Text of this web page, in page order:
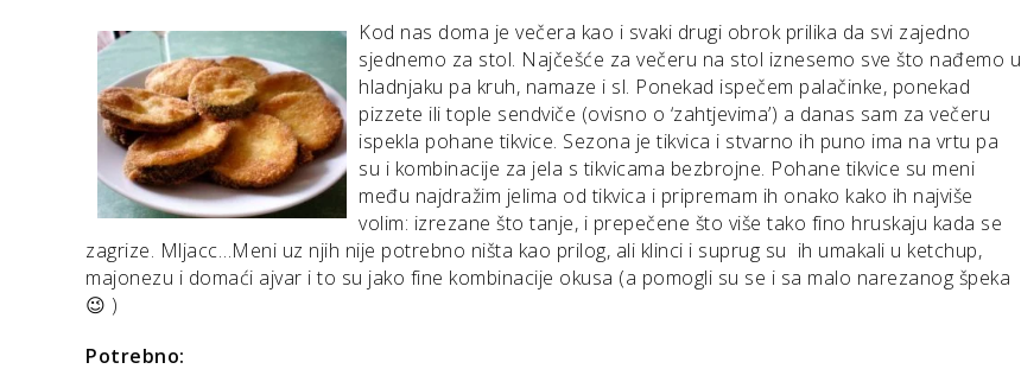
Kod nas doma je večera kao i svaki drugi obrok prilika da svi zajedno
sjednemo za stol. Najčešće za večeru na stol iznesemo sve što nađemo u
hladnjaku pa kruh, namaze i sl. Ponekad ispečem palačinke, ponekad
pizzete ili tople sendviče (ovisno o ‘zahtjevima’) a danas sam za večeru
ispekla pohane tikvice. Sezona je tikvica i stvarno ih puno ima na vrtu pa
su i kombinacije za jela s tikvicama bezbrojne. Pohane tikvice su meni
među najdražim jelima od tikvica i pripremam ih onako kako ih najviše
volim: izrezane što tanje, i prepečene što više tako fino hruskaju kada se
zagrize. Mljacc…Meni uz njih nije potrebno ništa kao prilog, ali klinci i suprug su ih umakali u ketchup,
majonezu i domaći ajvar i to su jako fine kombinacije okusa (a pomogli su se i sa malo narezanog špeka
😉 )
Potrebno: